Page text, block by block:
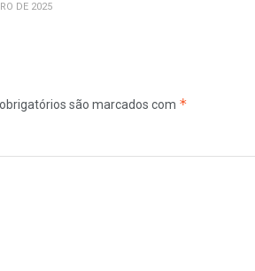
DE 2025
são marcados com *